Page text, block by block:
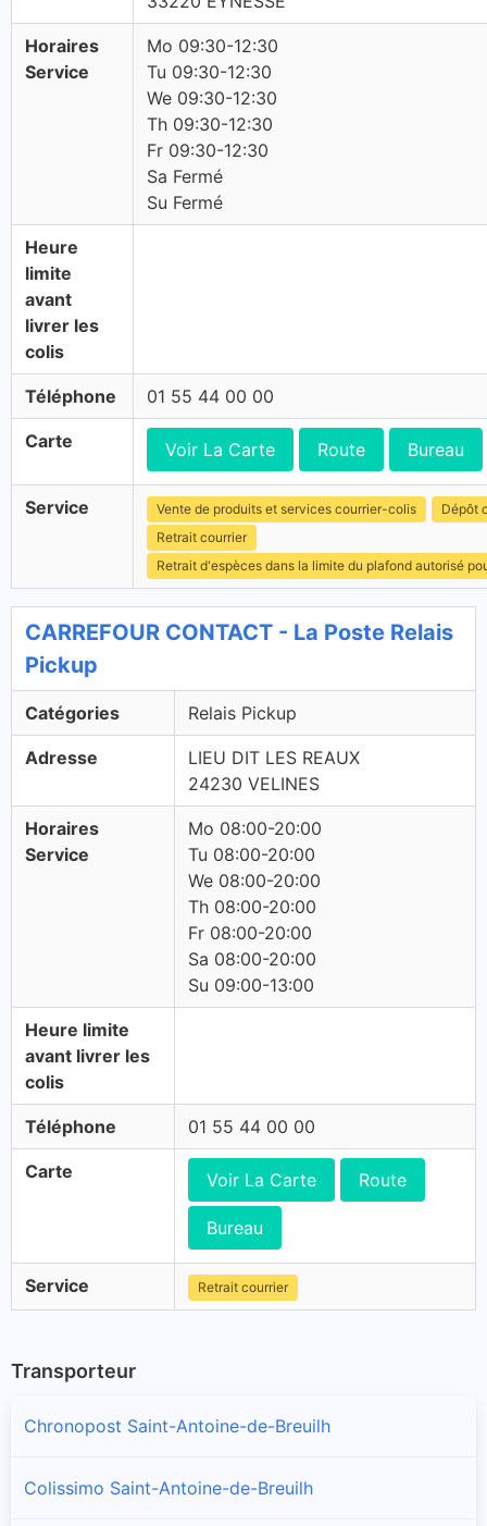
Horaires
Service
Mo 09:30-12:30
Tu 09:30-12:30
We 09:30-12:30
Th 09:30-12:30
Fr 09:30-12:30
Sa Fermé
Su Fermé
Heure
limite
avant
livrer les
colis
Téléphone 01 55 44 00 00
Carte Voir La Carte Route Bureau
Service Vente de produits et services courrier-colis
Dépôt
Retrait courrier
Retrait d'espèces dans la limite du plafond autorisé
CARREFOUR CONTACT - La Poste Relais
Pickup
Catégories Relais Pickup
Adresse
LIEU DIT LES REAUX
24230 VELINES
Horaires
Service
Mo 08:00-20:00
Tu 08:00-20:00
We 08:00-20:00
Th 08:00-20:00
Fr 08:00-20:00
Sa 08:00-20:00
Su 09:00-13:00
Heure limite
avant livrer les
colis
Téléphone 01 55 44 00 00
Carte Voir La Carte Route
Bureau
Service Retrait courrier
Transporteur
Chronopost Saint-Antoine-de-Breuilh
Colissimo Saint-Antoine-de-Breuilh